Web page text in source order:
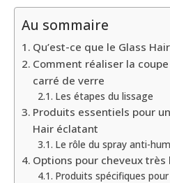
Au sommaire
Qu’est-ce que le Glass
Comment réaliser la
carré de verre
Les étapes du lissage
Produits essentiels pour
Hair éclatant
Le rôle du spray anti-
Options pour cheveux très
Produits spécifiques